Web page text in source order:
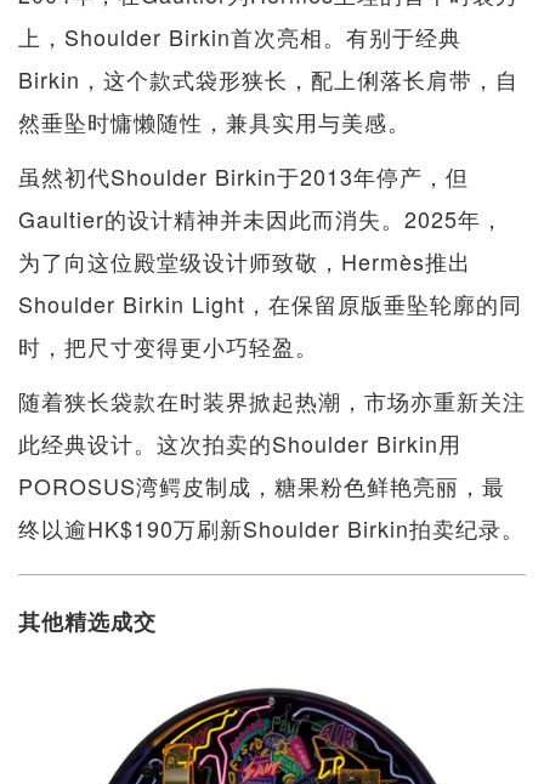
上，Shoulder Birkin首次亮相。有别于经典
Birkin，这个款式袋形狭长，配上俐落长肩带，自
然垂坠时慵懒随性，兼具实用与美感。
虽然初代Shoulder Birkin于2013年停产，但
Gaultier的设计精神并未因此而消失。2025年，
为了向这位殿堂级设计师致敬，Hermès推出
Shoulder Birkin Light，在保留原版垂坠轮廓的同
时，把尺寸变得更小巧轻盈。
随着狭长袋款在时装界掀起热潮，市场亦重新关注
此经典设计。这次拍卖的Shoulder Birkin用
POROSUS湾鳄皮制成，糖果粉色鲜艳亮丽，最
终以逾HK$190万刷新Shoulder Birkin拍卖纪录。
其他精选成交